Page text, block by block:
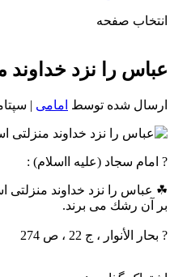
انتخاب صفحه
خون
شمال
عباس را نزد
ارسال شده توسط امامی | سپتامبر
? امام سجاد (علیه ااسلام) :
☘ عباس را نزد خداوند
بر آن رشك مى برند.
? بحار الأنوار ، ج 22 ، ص 274